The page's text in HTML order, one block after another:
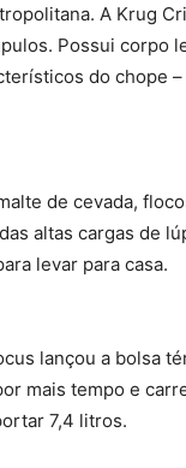
A Krug
Possui corpo
do chope
de cevada,
altas cargas de
levar para casa.
lançou a bolsa
mais tempo e
7,4 litros.